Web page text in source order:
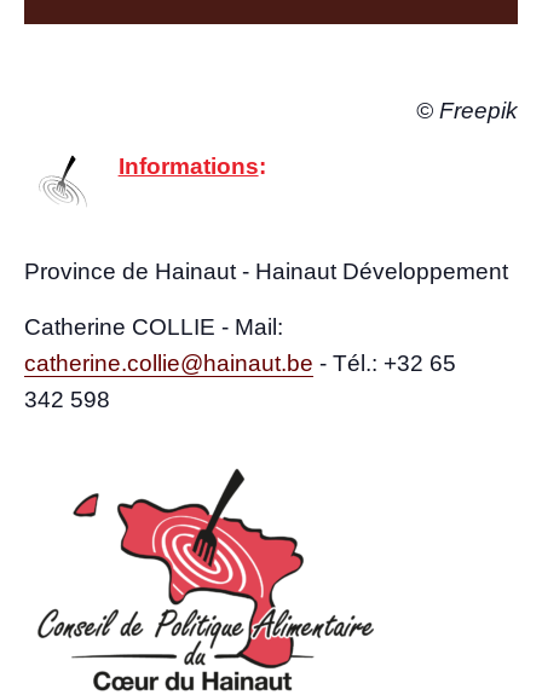
© Free­pik
Infor­ma­tions:
Pro­vince de Hai­naut - Hai­naut Développement
Cathe­rine COLLIE - Mail:
catherine.collie@hainaut.be - Tél.: +32 65
342 598